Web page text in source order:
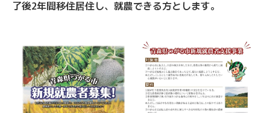
了後2年間移住居住し、就農できる方とします。